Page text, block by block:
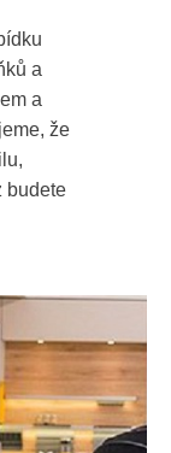
a
a
že
budete